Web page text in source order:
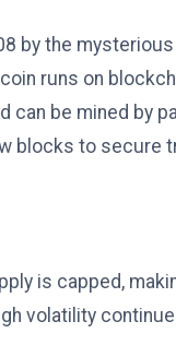
by the
runs on
can be mined by
blocks to secure
is capped,
volatility